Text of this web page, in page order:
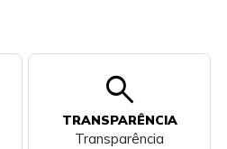
search
TRANSPARÊNCIA
Transparência